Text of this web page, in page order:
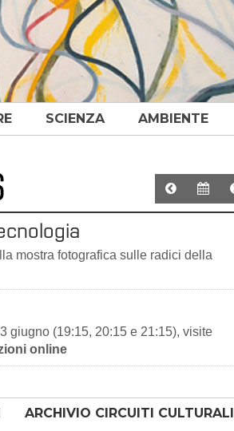
SCIENZA AMBIENTE
mostra fotografica sulle radici della
giugno (19:15, 20:15 e 21:15), visite
online
ARCHIVIO CIRCUITI CULTURALI